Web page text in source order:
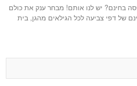
בחינם? יש לנו אותם! מבחר ענק את כולם
של דפי צביעה לכל הגילאים מהגן, בית